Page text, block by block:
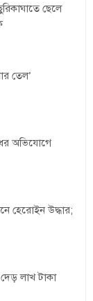
ছেলে
তেল’
অভিযোগে
হেরোইন উদ্ধার;
লাখ টাকা